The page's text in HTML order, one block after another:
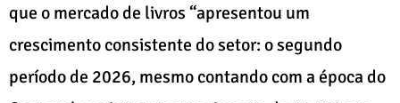
que o mercado de livros “apresentou um
crescimento consistente do setor: o segundo
período de 2026, mesmo contando com a época do